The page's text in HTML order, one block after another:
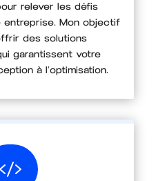
relever les défis
Mon objectif
des solutions
garantissent votre
à l’optimisation.
